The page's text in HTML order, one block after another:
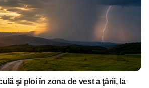
şi ploi în zona de vest a ţării, la